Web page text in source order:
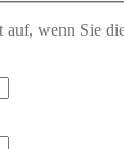
wenn Sie